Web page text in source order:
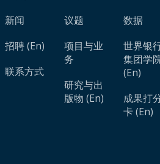
新闻
招聘 (En)
联系方式
议题
项目与业
务
研究与出
版物 (En)
数据
世界银
集团学
(En)
成果打
卡 (En)